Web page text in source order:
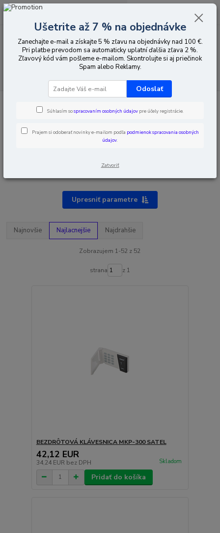
Menu
0,00 EUR
Klávesnice (manipulátory)
Upresniť parametre
Najnovšie Najlacnejšie Najdrahšie
Zobrazujem 1-52 z 52
strana z 1
BEZDRÔTOVÁ KLÁVESNICA MKP-300 SATEL
42,12 EUR
34,24 EUR bez DPH Skladom
Pridať do košíka
Ušetrite až 7 % na objednávke
Zanechajte e-mail a získajte 5 % zľavu na objednávky nad 100 €.
Pri platbe prevodom sa automaticky uplatní ďalšia zľava 2 %.
Zľavový kód vám pošleme e-mailom. Skontrolujte si aj priečinok
Spam alebo Reklamy.
Odoslať
Súhlasím sospracovaním osobných údajov pre účely registrácie.
Prajem si odoberať novinky e-mailom podľa podmienok spracovania osobných
údajov.
Zatvoriť